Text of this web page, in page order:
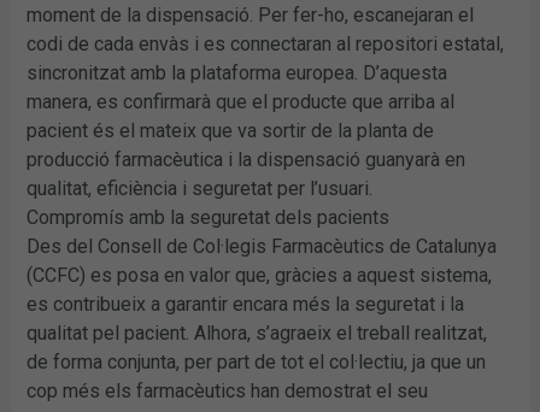
moment de la dispensació. Per fer-ho, escanejaran el
codi de cada envàs i es connectaran al repositori estatal,
sincronitzat amb la plataforma europea. D’aquesta
manera, es confirmarà que el producte que arriba al
pacient és el mateix que va sortir de la planta de
producció farmacèutica i la dispensació guanyarà en
qualitat, eficiència i seguretat per l’usuari.
Compromís amb la seguretat dels pacients
Des del Consell de Col·legis Farmacèutics de Catalunya
(CCFC) es posa en valor que, gràcies a aquest sistema,
es contribueix a garantir encara més la seguretat i la
qualitat pel pacient. Alhora, s’agraeix el treball realitzat,
de forma conjunta, per part de tot el col·lectiu, ja que un
cop més els farmacèutics han demostrat el seu